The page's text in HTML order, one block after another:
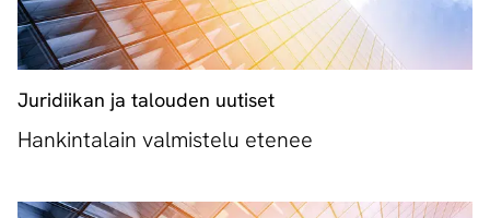
Juridiikan ja talouden uutiset
Hankintalain valmistelu etenee